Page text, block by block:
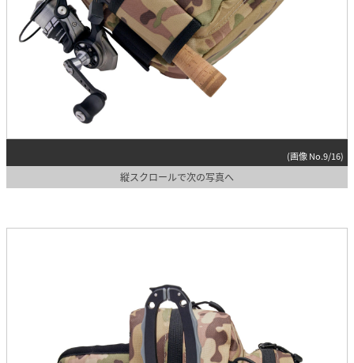
(画像 No.9/16)
縦スクロールで次の写真へ